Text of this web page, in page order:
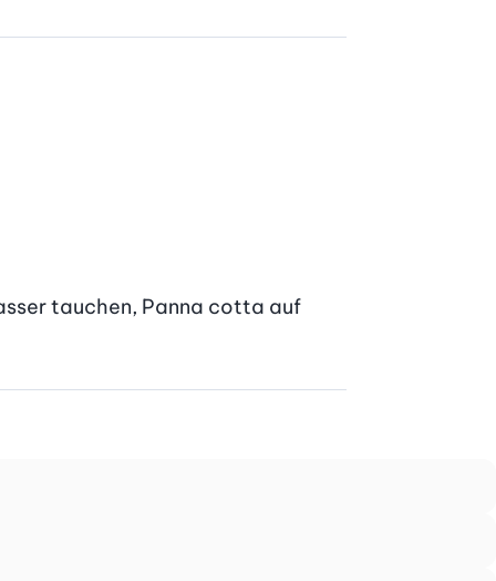
tauchen, Panna cotta auf